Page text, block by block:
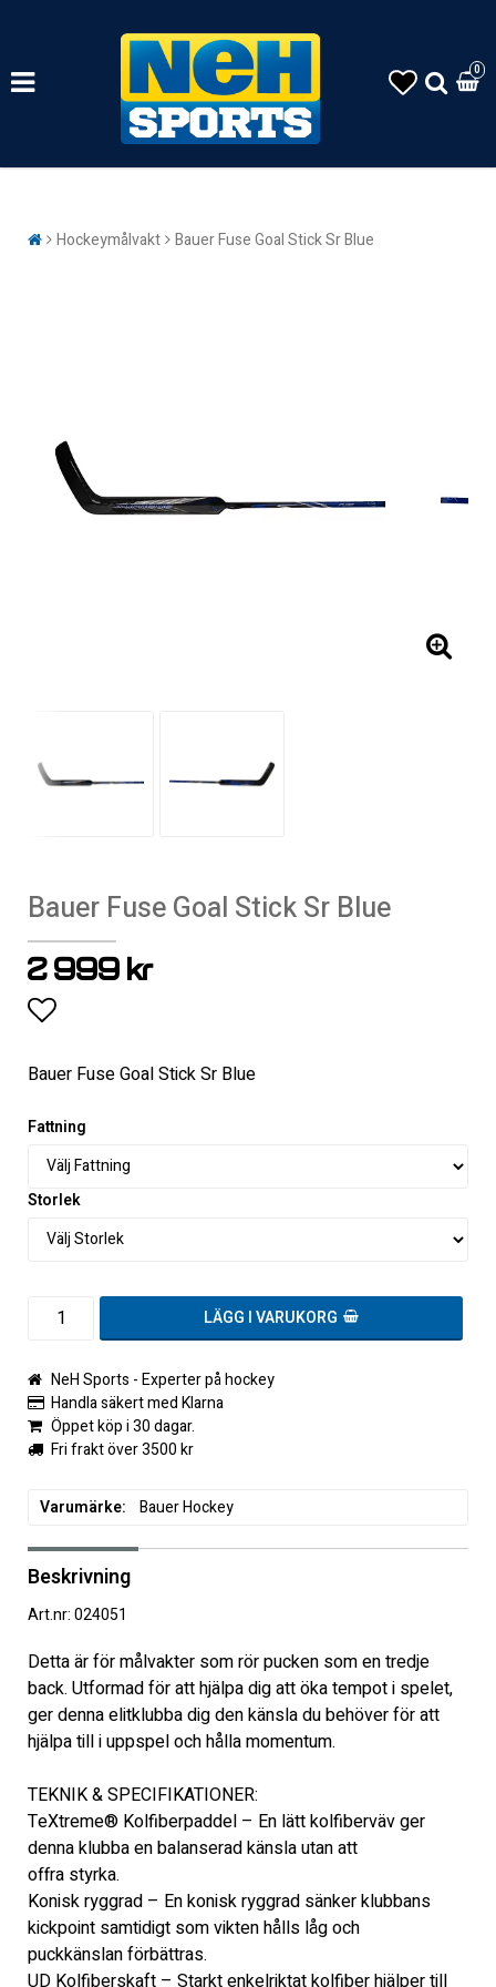
0
Hockeymålvakt Bauer Fuse Goal Stick Sr Blue
Bauer Fuse Goal Stick Sr Blue
2 999 kr
Lägg till i favoritlistan
Bauer Fuse Goal Stick Sr Blue
Fattning
Storlek
LÄGG I VARUKORG
NeH Sports - Experter på hockey
Handla säkert med Klarna
Öppet köp i 30 dagar.
Fri frakt över 3500 kr
Varumärke Bauer Hockey
Beskrivning
Art.nr: 024051
Detta är för målvakter som rör pucken som en tredje
back. Utformad för att hjälpa dig att öka tempot i spelet,
ger denna elitklubba dig den känsla du behöver för att
hjälpa till i uppspel och hålla momentum.
TEKNIK & SPECIFIKATIONER:
TeXtreme® Kolfiberpaddel – En lätt kolfiberväv ger
denna klubba en balanserad känsla utan att
offra styrka.
Konisk ryggrad – En konisk ryggrad sänker klubbans
kickpoint samtidigt som vikten hålls låg och
puckkänslan förbättras.
UD Kolfiberskaft – Starkt enkelriktat kolfiber hjälper till